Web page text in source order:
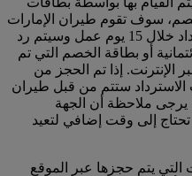
سوف تقوم طيران الإمارات
بمعالجة طلبات الاسترداد خلال 15 يوم عمل وسيتم رد
أو بطاقة الخصم التي تم
الإنترنت. إذا تم الحجز من
الاسترداد ستتم من قبل طيران
خلال 30 يوما. يرجى ملاحظة أن الجهة
إلى وقت إضافي لتعيد
يتم حجزها عبر الموقع